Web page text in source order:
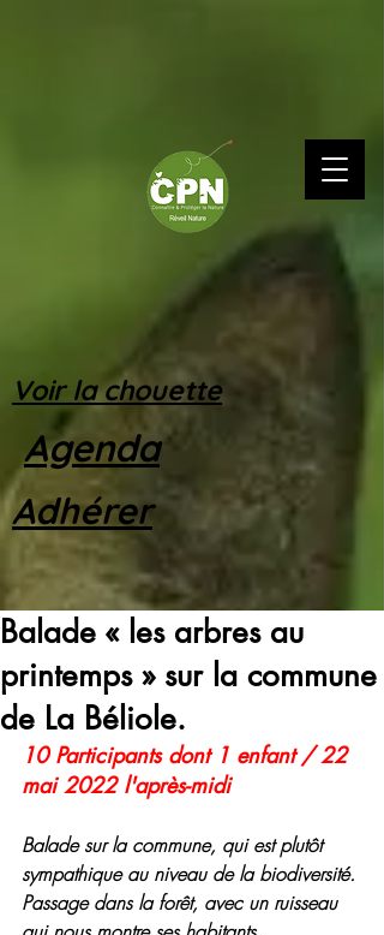
Voir la chouette
Adhérer
Agenda
Balade « les arbres au
printemps » sur la commune
de La Béliole.
10 Participants dont 1 enfant / 22
mai 2022 l'après-midi
Balade sur la commune, qui est plutôt
sympathique au niveau de la biodiversité.
Passage dans la forêt, avec un ruisseau